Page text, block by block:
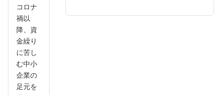
コロナ
禍以
降、資
金繰り
に苦し
む中小
企業の
足元を